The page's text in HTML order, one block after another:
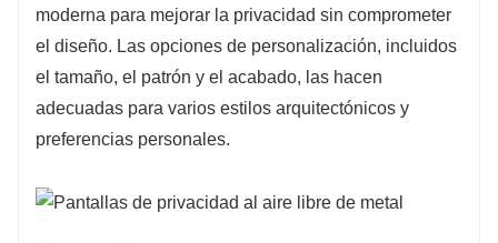
moderna para mejorar la privacidad sin comprometer
el diseño. Las opciones de personalización, incluidos
el tamaño, el patrón y el acabado, las hacen
adecuadas para varios estilos arquitectónicos y
preferencias personales.